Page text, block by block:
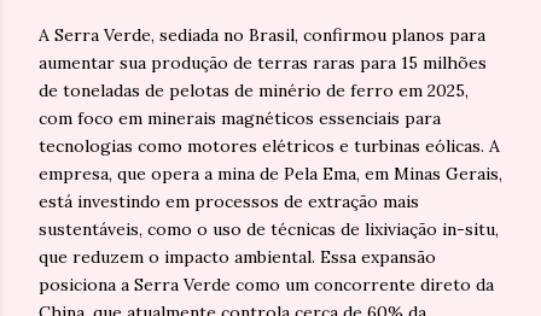
A Serra Verde, sediada no Brasil, confirmou planos para
aumentar sua produção de terras raras para 15 milhões
de toneladas de pelotas de minério de ferro em 2025,
com foco em minerais magnéticos essenciais para
tecnologias como motores elétricos e turbinas eólicas. A
empresa, que opera a mina de Pela Ema, em Minas Gerais,
está investindo em processos de extração mais
sustentáveis, como o uso de técnicas de lixiviação in-situ,
que reduzem o impacto ambiental. Essa expansão
posiciona a Serra Verde como um concorrente direto da